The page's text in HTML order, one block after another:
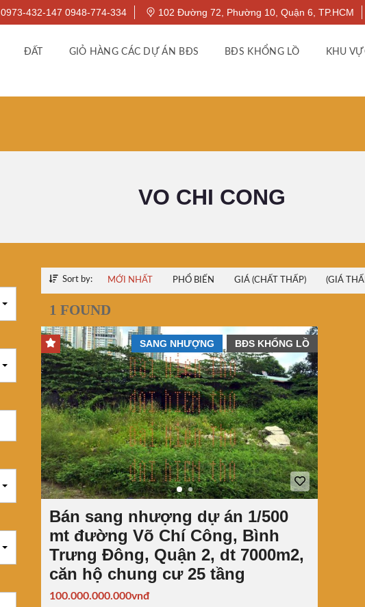
0973-432-147 0948-774-334 102 Đường 72, Phường 10, Quận 6, TP.HCM
ĐẤT GIỎ HÀNG CÁC DỰ ÁN BĐS BĐS KHỔNG LỒ KHU
VO CHI CONG
Sort by: MỚI NHẤT PHỔ BIẾN GIÁ (CHẤT THẤP) (GIÁ
1 FOUND
BĐS KHỔNG LỒ
SANG NHƯỢNG
Bán sang nhượng dự án 1/500
mt đường Võ Chí Công, Bình
Trưng Đông, Quận 2, dt 7000m2,
căn hộ chung cư 25 tầng
100.000.000.000vnđ